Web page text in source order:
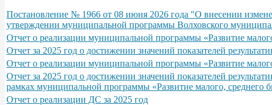
Постановление № 1966 от 08 июня 2026 года "О внесении
утверждении муниципальной программы Волховского
Отчет о реализации муниципальной программы «Развитие
Отчет за 2025 год о достижении значений показателей
Отчет о реализации муниципальной программы «Развитие
Отчет за 2025 год о достижении значений показателей
рамках муниципальной программы «Развитие малого, среднего
Отчет о реализации ДС за 2025 год